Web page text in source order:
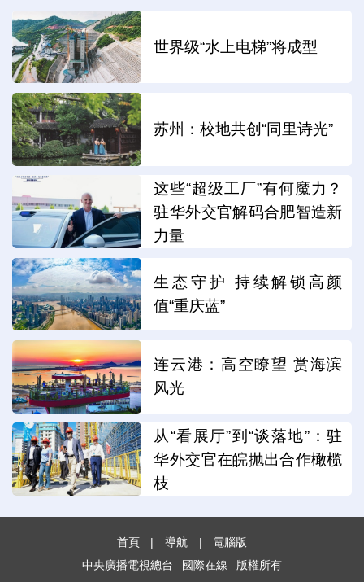
世界级“水上电梯”将成型
苏州：校地共创“同里诗光”
这些“超级工厂”有何魔力？
驻华外交官解码合肥智造新
力量
生态守护 持续解锁高颜
值“重庆蓝”
连云港：高空瞭望 赏海滨
风光
从“看展厅”到“谈落地”：驻
华外交官在皖抛出合作橄榄
枝
首頁 | 導航 |
電腦版
中央廣播電視總台
國際在線 版權所有